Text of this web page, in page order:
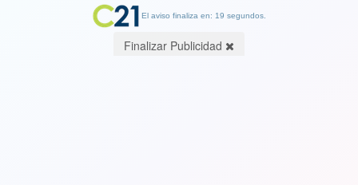
El aviso finaliza en: 19 segundos.
Finalizar Publicidad